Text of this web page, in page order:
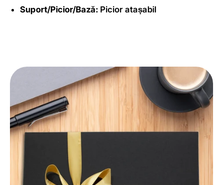
Suport/Picior/Bază: Picior atașabil